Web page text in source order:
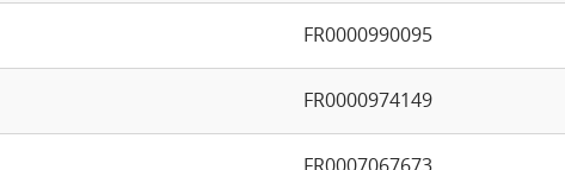
FR0000990095
FR0000974149